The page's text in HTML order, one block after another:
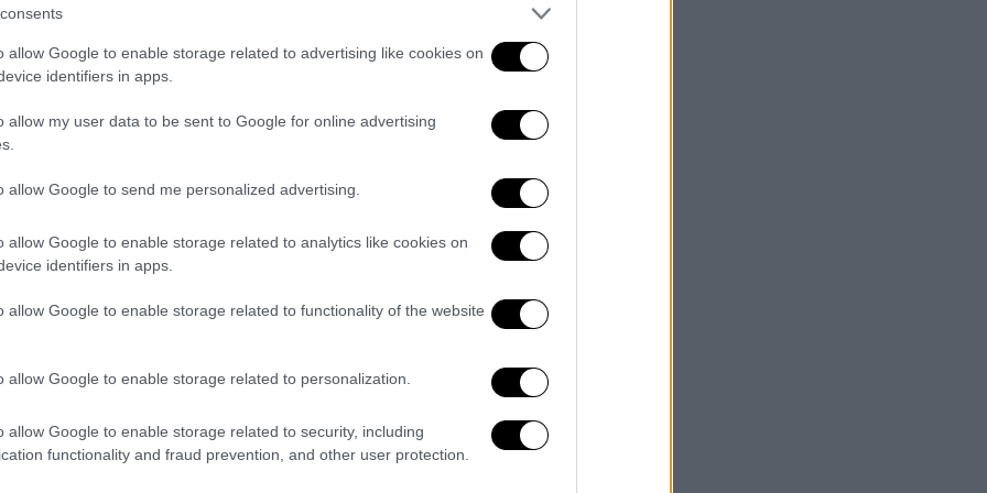
allow Google to enable storage related to advertising like cookies on
identifiers in apps.
allow my user data to be sent to Google for online advertising
allow Google to send me personalized advertising.
allow Google to enable storage related to analytics like cookies on
identifiers in apps.
allow Google to enable storage related to functionality of the website
allow Google to enable storage related to personalization.
allow Google to enable storage related to security, including
functionality and fraud prevention, and other user protection.
νεφώσεις στα ηπειρωτικά τις
θα εκδηλωθούν τοπικές βροχές ή
καταιγίδες.
από το απόγευμα στο βόρειο Ιόνιο
έως 32 βαθμούς Κελσίου. Στο
χαμηλότερη.